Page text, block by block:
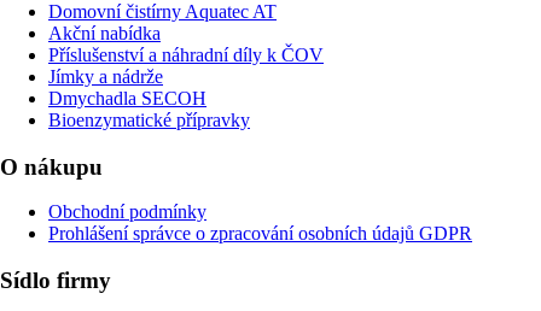
Domovní čistírny Aquatec AT
Akční nabídka
Příslušenství a náhradní díly k ČOV
Jímky a nádrže
Dmychadla SECOH
Bioenzymatické přípravky
O nákupu
Obchodní podmínky
Prohlášení správce o zpracování osobních údajů GDPR
Sídlo firmy